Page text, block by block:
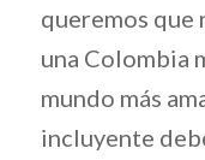
queremos que
una Colombia
mundo más
incluyente